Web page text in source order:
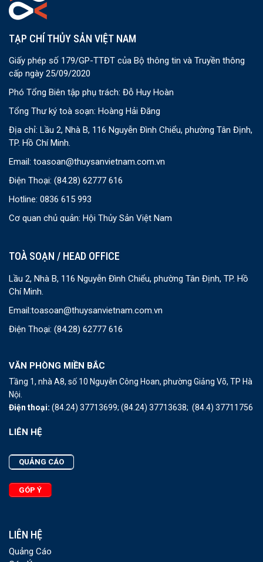
TẠP CHÍ THỦY SẢN VIỆT NAM
Giấy phép số 179/GP-TTĐT của Bộ thông tin và Truyền thông
cấp ngày 25/09/2020
Phó Tổng Biên tập phụ trách: Đỗ Huy Hoàn
Tổng Thư ký toà soạn: Hoàng Hải Đăng
Địa chỉ: Lầu 2, Nhà B, 116 Nguyễn Đình Chiểu, phường Tân Định,
TP. Hồ Chí Minh.
Email: toasoan@thuysanvietnam.com.vn
Điện Thoại: (84.28) 62777 616
Hotline: 0836 615 993
Cơ quan chủ quản: Hội Thủy Sản Việt Nam
TOÀ SOẠN / HEAD OFFICE
Lầu 2, Nhà B, 116 Nguyễn Đình Chiểu, phường Tân Định, TP. Hồ
Chí Minh.
Email:toasoan@thuysanvietnam.com.vn
Điện Thoại: (84.28) 62777 616
VĂN PHÒNG MIỀN BẮC
Tầng 1, nhà A8, số 10 Nguyễn Công Hoan, phường Giảng Võ, TP Hà
Nội.
Điện thoại: (84.24) 37713699; (84.24) 37713638; (84.4) 37711756
LIÊN HỆ
QUẢNG CÁO
GÓP Ý
LIÊN HỆ
Quảng Cáo